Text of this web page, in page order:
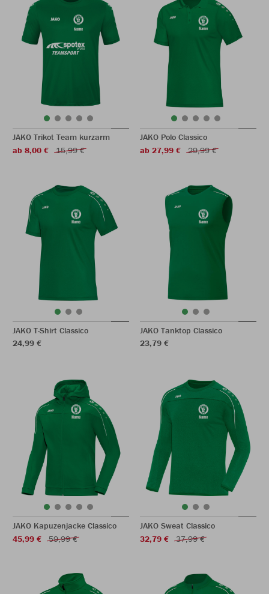
JAKO Trikot Team kurzarm
ab 8,00 €
15,99 €
JAKO Polo Classico
ab 27,99 €
29,99 €
JAKO T-Shirt Classico
24,99 €
JAKO Tanktop Classico
23,79 €
JAKO Kapuzenjacke Classico
45,99 €
59,99 €
JAKO Sweat Classico
32,79 €
37,99 €